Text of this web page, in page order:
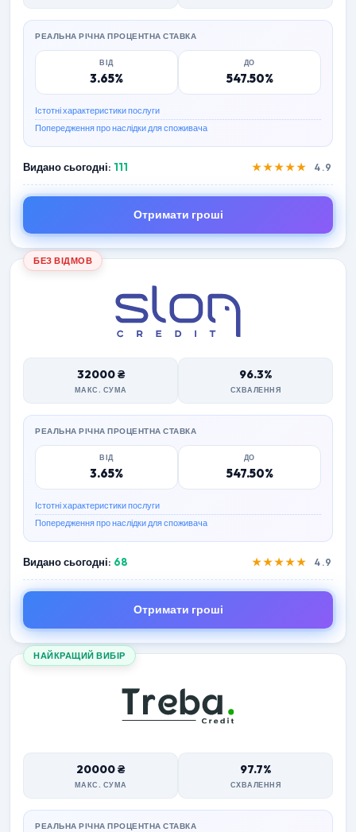
РЕАЛЬНА РІЧНА ПРОЦЕНТНА СТАВКА
ВІД
3.65%
ДО
547.50%
Істотні характеристики послуги
Попередження про наслідки для споживача
Видано сьогодні: 111 ★★★★★ 4.9
Отримати гроші
БЕЗ ВІДМОВ
32000 ₴
МАКС. СУМА
96.3%
СХВАЛЕННЯ
РЕАЛЬНА РІЧНА ПРОЦЕНТНА СТАВКА
ВІД
3.65%
ДО
547.50%
Істотні характеристики послуги
Попередження про наслідки для споживача
Видано сьогодні: 68 ★★★★★ 4.9
Отримати гроші
НАЙКРАЩИЙ ВИБІР
20000 ₴
МАКС. СУМА
97.7%
СХВАЛЕННЯ
РЕАЛЬНА РІЧНА ПРОЦЕНТНА СТАВКА